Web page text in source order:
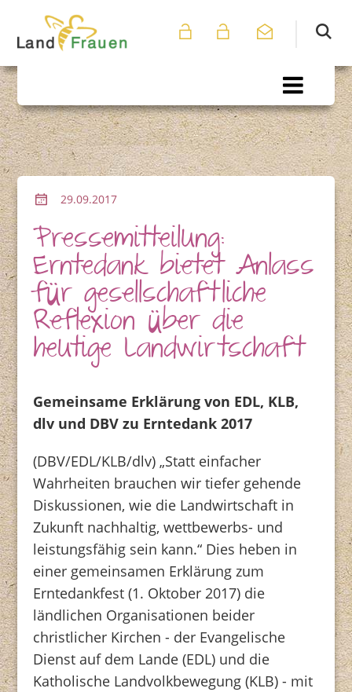
29.09.2017
Pressemitteilung:
Erntedank bietet Anlass
für gesellschaftliche
Reflexion über die
heutige Landwirtschaft
Gemeinsame Erklärung von EDL, KLB,
dlv und DBV zu Erntedank 2017
(DBV/EDL/KLB/dlv) „Statt einfacher
Wahrheiten brauchen wir tiefer gehende
Diskussionen, wie die Landwirtschaft in
Zukunft nachhaltig, wettbewerbs- und
leistungsfähig sein kann.“ Dies heben in
einer gemeinsamen Erklärung zum
Erntedankfest (1. Oktober 2017) die
ländlichen Organisationen beider
christlicher Kirchen - der Evangelische
Dienst auf dem Lande (EDL) und die
Katholische Landvolkbewegung (KLB) - mit